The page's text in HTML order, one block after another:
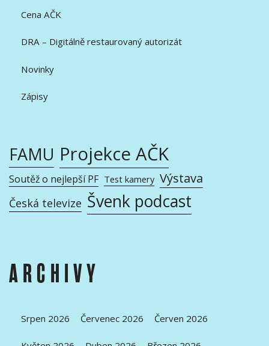
Cena AČK
DRA – Digitálně restaurovaný autorizát
Novinky
Zápisy
FAMU Projekce AČK
Soutěž o nejlepší PF Test kamery Výstava
Česká televize Švenk podcast
ARCHIVY
Srpen 2026 Červenec 2026 Červen 2026